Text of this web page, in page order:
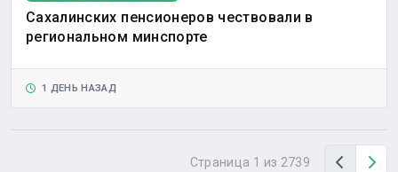
Сахалинских пенсионеров чествовали в
региональном минспорте
1 ДЕНЬ НАЗАД
Страница 1 из 2739 Назад